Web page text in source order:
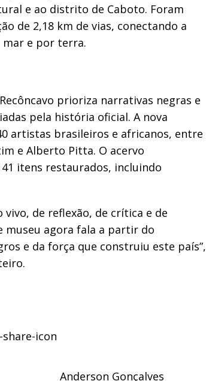
e ao distrito de Caboto. Foram
de 2,18 km de vias, conectando a
e por terra.
prioriza narrativas negras e
pela história oficial. A nova
artistas brasileiros e africanos, entre
e Alberto Pitta. O acervo
itens restaurados, incluindo
de reflexão, de crítica e de
museu agora fala a partir do
e da força que construiu este país”,
Anderson Gonçalves